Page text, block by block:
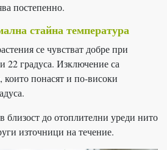
постепенно.
стайна температура
се чувстват добре при
22 градуса. Изключение са
които понасят и по-високи
близост до отоплителни уреди нито
източници на течение.